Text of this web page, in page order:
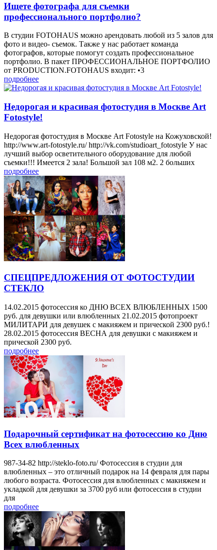
Ищете фотографа для съемки
профессионального портфолио?
В студии FOTOHAUS можно арендовать любой из 5 залов для
фото и видео- съемок. Также у нас работает команда
фотографов, которые помогут создать профессиональное
портфолио. В пакет ПРОФЕССИОНАЛЬНОЕ ПОРТФОЛИО
от PRODUCTION.FOTOHAUS входит: •3
подробнее
Недорогая и красивая фотостудия в Москве Art
Fotostyle!
Недорогая фотостудия в Москве Art Fotostyle на Кожуховской!
http://www.art-fotostyle.ru/ http://vk.com/studioart_fotostyle У нас
лучший выбор осветительного оборудование для любой
съемки!!! Имеется 2 зала! Большой зал 108 м2. 2 больших
подробнее
СПЕЦПРЕДЛОЖЕНИЯ ОТ ФОТОСТУДИИ
СТЕКЛО
14.02.2015 фотосессия ко ДНЮ ВСЕХ ВЛЮБЛЕННЫХ 1500
руб. для девушки или влюбленных 21.02.2015 фотопроект
МИЛИТАРИ для девушек с макияжем и прической 2300 руб.!
28.02.2015 фотосессия ВЕСНА для девушки с макияжем и
прической 2300 руб.
подробнее
Подарочный сертификат на фотосессию ко Дню
Всех влюбленных
987-34-82 http://steklo-foto.ru/ Фотосессия в студии для
влюбленных – это отличный подарок на 14 февраля для пары
любого возраста. Фотосессия для влюбленных с макияжем и
укладкой для девушки за 3700 руб или фотосессия в студии
для
подробнее